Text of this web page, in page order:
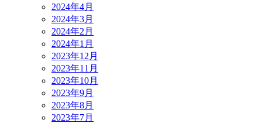
2024年4月
2024年3月
2024年2月
2024年1月
2023年12月
2023年11月
2023年10月
2023年9月
2023年8月
2023年7月